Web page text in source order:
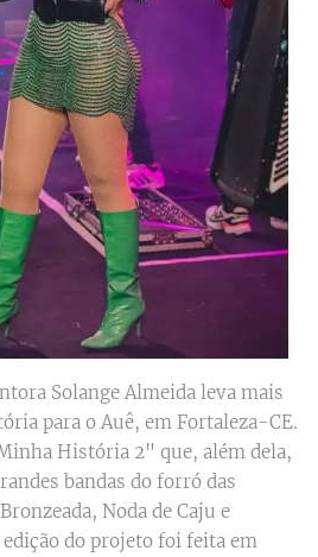
Solange Almeida leva mais
para o Auê, em Fortaleza-CE.
História 2" que, além dela,
bandas do forró das
Noda de Caju e
do projeto foi feita em